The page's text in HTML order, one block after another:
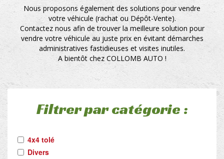
Nous proposons également des solutions pour vendre
votre véhicule (rachat ou Dépôt-Vente).
Contactez nous afin de trouver la meilleure solution pour
vendre votre véhicule au juste prix en évitant démarches
administratives fastidieuses et visites inutiles.
A bientôt chez COLLOMB AUTO !
Filtrer par catégorie :
4x4 tolé
Divers